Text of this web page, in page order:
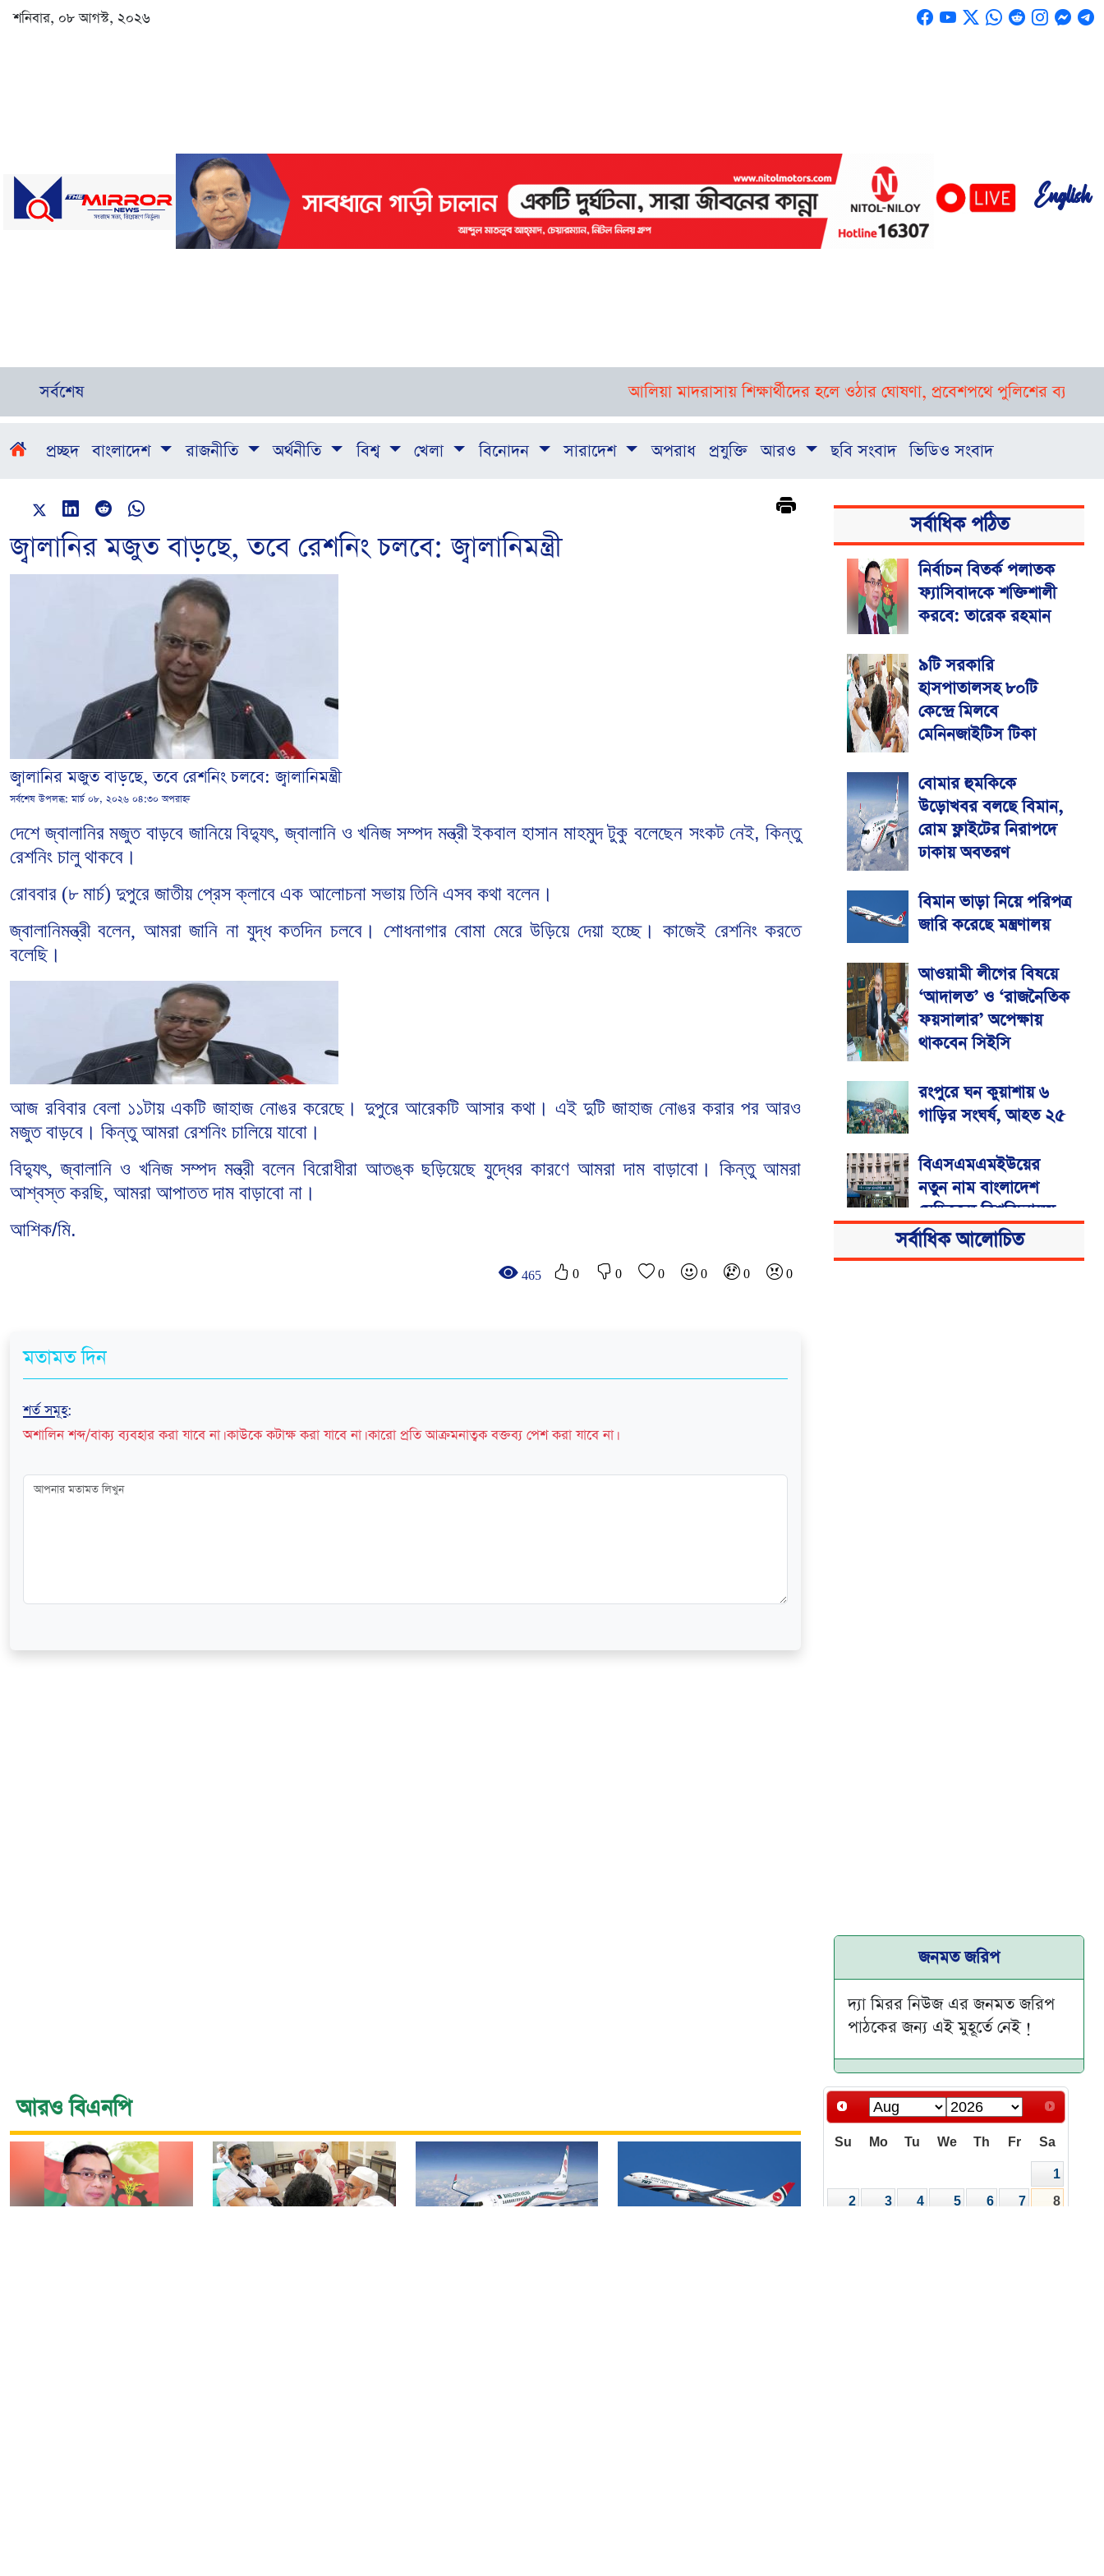
শনিবার, ০৮ আগস্ট, ২০২৬
English
সর্বশেষ আলিয়া মাদরাসায় শিক্ষার্থীদের হলে ওঠার ঘোষণা, প্রবেশপথে পুলিশের ব্যারিকেড
প্রচ্ছদ বাংলাদেশ রাজনীতি অর্থনীতি বিশ্ব খেলা বিনোদন সারাদেশ অপরাধ প্রযুক্তি আরও ছবি সংবাদ ভিডিও সংবাদ
জ্বালানির মজুত বাড়ছে, তবে রেশনিং চলবে: জ্বালানিমন্ত্রী
জ্বালানির মজুত বাড়ছে, তবে রেশনিং চলবে: জ্বালানিমন্ত্রী
সর্বশেষ উপলব্ধ:মার্চ ০৮, ২০২৬ ০৪:৩০ অপরাহ্ন
দেশে জ্বালানির মজুত বাড়বে জানিয়ে বিদ্যুৎ,জ্বালানি ও খনিজ সম্পদ মন্ত্রী ইকবাল হাসান মাহমুদ টুকু বলেছেন সংকট নেই, কিন্তু
রেশনিং চালু থাকবে।
রোববার (৮ মার্চ)দুপুরে জাতীয় প্রেস ক্লাবে এক আলোচনা সভায় তিনি এসব কথা বলেন।
জ্বালানিমন্ত্রী বলেন, আমরা জানি না যুদ্ধ কতদিন চলবে। শোধনাগার বোমা মেরে উড়িয়ে দেয়া হচ্ছে। কাজেই রেশনিং করতে
বলেছি।
আজ রবিবার বেলা ১১টায় একটি জাহাজ নোঙর করেছে। দুপুরে আরেকটি আসার কথা। এই দুটি জাহাজ নোঙর করার পর আরও
মজুত বাড়বে। কিন্তু আমরা রেশনিং চালিয়ে যাবো।
বিদ্যুৎ,জ্বালানি ও খনিজ সম্পদ মন্ত্রী বলেন বিরোধীরা আতঙ্ক ছড়িয়েছে যুদ্ধের কারণে আমরা দাম বাড়াবো। কিন্তু আমরা
আশ্বস্ত করছি, আমরা আপাতত দাম বাড়াবো না।
আশিক/মি.
465 0 0 0 0 0 0
মতামত দিন
শর্ত সমূহ:
অশালিন শব্দ/বাক্য ব্যবহার করা যাবে না। কাউকে কটাক্ষ করা যাবে না। কারো প্রতি আক্রমনাত্বক বক্তব্য পেশ করা যাবে না।
সর্বাধিক পঠিত
নির্বাচন বিতর্ক পলাতক
ফ্যাসিবাদকে শক্তিশালী
করবে: তারেক রহমান
৯টি সরকারি
হাসপাতালসহ ৮০টি
কেন্দ্রে মিলবে
মেনিনজাইটিস টিকা
বোমার হুমকিকে
উড়োখবর বলছে বিমান,
রোম ফ্লাইটের নিরাপদে
ঢাকায় অবতরণ
বিমান ভাড়া নিয়ে পরিপত্র
জারি করেছে মন্ত্রণালয়
আওয়ামী লীগের বিষয়ে
‘আদালত’ ও ‘রাজনৈতিক
ফয়সালার’ অপেক্ষায়
থাকবেন সিইসি
রংপুরে ঘন কুয়াশায় ৬
গাড়ির সংঘর্ষ, আহত ২৫
বিএসএমএমইউয়ের
নতুন নাম বাংলাদেশ
মেডিকেল বিশ্ববিদ্যালয়
সর্বাধিক আলোচিত
জনমত জরিপ
দ্যা মিরর নিউজ এর জনমত জরিপ
পাঠকের জন্য এই মুহূর্তে নেই !
আরও বিএনপি
Su Mo Tu We Th Fr Sa
1
2
3 4 5 6 7
8